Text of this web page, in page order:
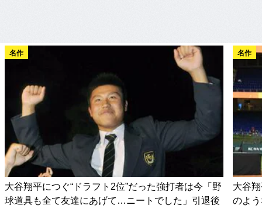
名作
大谷翔平につぐ“ドラフト2位”だった強打者は今「野
球道具も全て友達にあげて…ニートでした」引退後
名作
大谷
のよ